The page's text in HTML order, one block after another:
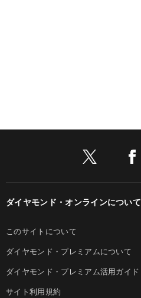
ダイヤモンド・オンラインについて
このサイトについて
ダイヤモンド・プレミアムについて
ダイヤモンド・プレミアム活用ガイド
サイト利用規約